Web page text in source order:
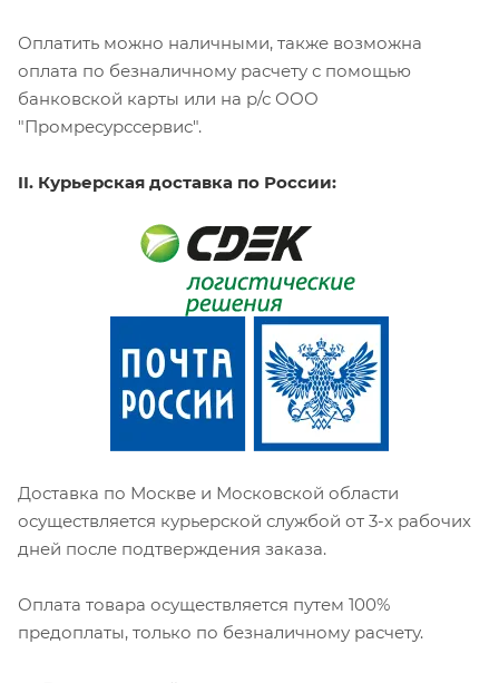
Оплатить можно наличными, также возможна
оплата по безналичному расчету с помощью
банковской карты или на р/с ООО
"Промресурссервис".
II. Курьерская доставка по России:
Доставка по Москве и Московской области
осуществляется курьерской службой от 3-х рабочих
дней после подтверждения заказа.
Оплата товара осуществляется путем 100%
предоплаты, только по безналичному расчету.